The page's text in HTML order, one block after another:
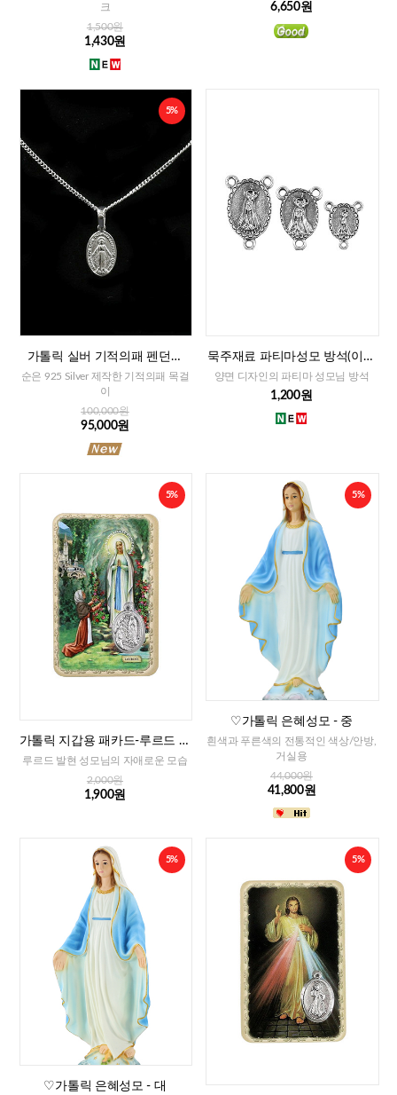
크
1,500원
1,430원
6,650원
5%
가톨릭 실버 기적의패 펜던트
+목걸이줄
순은 925 Silver 제작한 기적의패 목걸
이
100,000원
95,000원
묵주재료 파티마성모 방석(이태
리)-대,중,소
양면 디자인의 파티마 성모님 방석
1,200원
5%
가톨릭 지갑용 패카드-루르드 발
현 성모님(이태리)
루르드 발현 성모님의 자애로운 모습
2,000원
1,900원
5%
♡가톨릭 은혜성모 - 중
흰색과 푸른색의 전통적인 색상/안방,
거실용
44,000원
41,800원
5%
♡가톨릭 은혜성모 - 대
5%